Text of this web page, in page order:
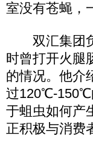
室没有苍蝇，
双汇集团负
时曾打开火腿
的情况。他介
过120℃-150℃
于蛆虫如何产
正积极与消费